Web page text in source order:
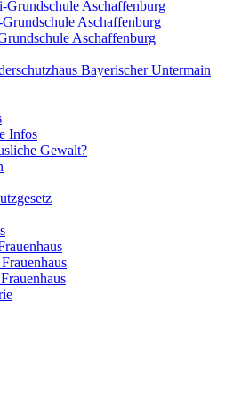
Grundschule Aschaffenburg
Aschaffenburg
Aschaffenburg
Bayerischer Untermain
Infos
Gewalt?